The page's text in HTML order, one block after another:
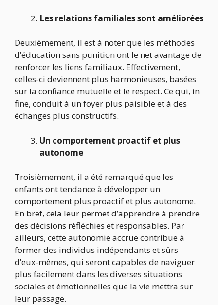
Les relations familiales sont améliorées
Deuxièmement, il est à noter que les méthodes
d’éducation sans punition ont le net avantage de
renforcer les liens familiaux. Effectivement,
celles-ci deviennent plus harmonieuses, basées
sur la confiance mutuelle et le respect. Ce qui, in
fine, conduit à un foyer plus paisible et à des
échanges plus constructifs.
Un comportement proactif et plus
autonome
Troisièmement, il a été remarqué que les
enfants ont tendance à développer un
comportement plus proactif et plus autonome.
En bref, cela leur permet d’apprendre à prendre
des décisions réfléchies et responsables. Par
ailleurs, cette autonomie accrue contribue à
former des individus indépendants et sûrs
d’eux-mêmes, qui seront capables de naviguer
plus facilement dans les diverses situations
sociales et émotionnelles que la vie mettra sur
leur passage.